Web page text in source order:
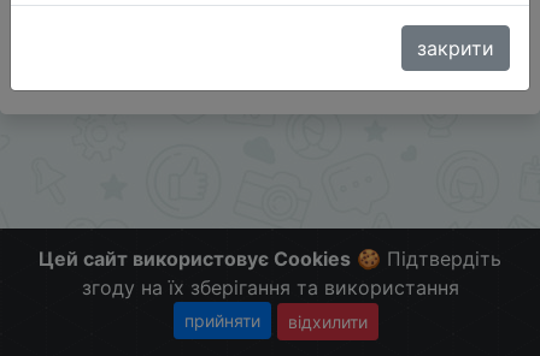
Цей сайт використовує Cookies 🍪 Підтвердіть
згоду на їх зберігання та використання
прийняти відхилити
закрити